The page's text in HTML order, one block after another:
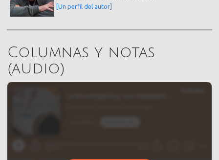
[Un perfil del autor]
Columnas y notas
(audio)